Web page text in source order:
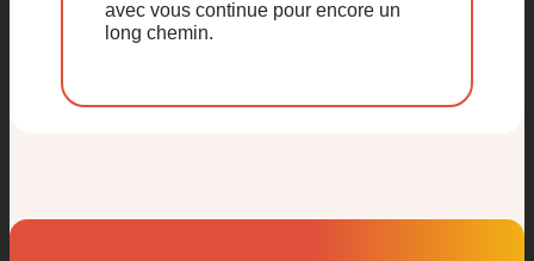
avec vous continue pour encore un
long chemin.